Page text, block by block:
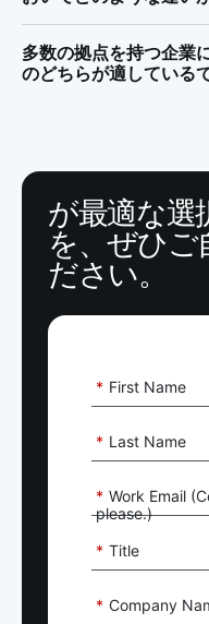
多数の拠点を持つ企
のどちらが適している
が最適な選
を、ぜひご
ださい。
* First Name
* Last Name
* Work Email
please.)
* Title
* Company